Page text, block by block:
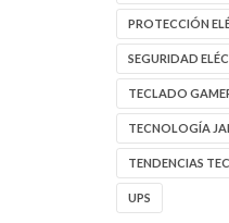
PROTECCIÓN
SEGURIDAD
TECLADO
TECNOLOGÍA
TENDENCIAS
UPS